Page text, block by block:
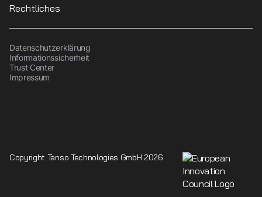
Rechtliches
Datenschutzerklärung
Informationssicherheit
Trust Center
Impressum
Copyright Tanso Technologies GmbH 2026